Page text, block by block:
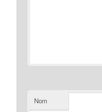
Nom